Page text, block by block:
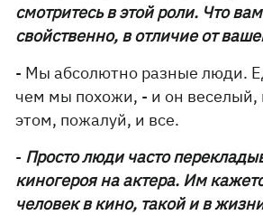
смотритесь в этой роли. Что
свойственно, в отличие от
- Мы абсолютно разные люди.
чем мы похожи, - и он веселый,
этом, пожалуй, и все.
- Просто люди часто
киногероя на актера. Им
человек в кино, такой и в